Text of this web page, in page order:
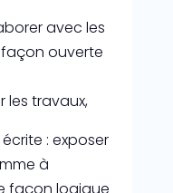
avec les
façon ouverte
les travaux,
: exposer
à